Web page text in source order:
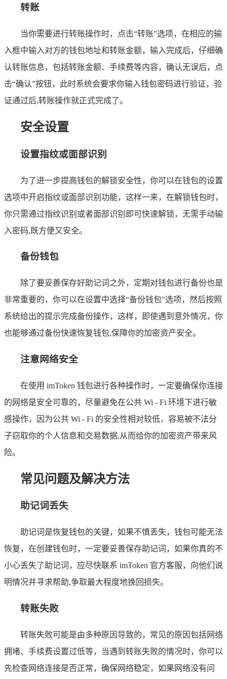
转账
当你需要进行转账操作时，点击“转账”选项，在相应的输
入框中输入对方的钱包地址和转账金额，输入完成后，仔细确
认转账信息，包括转账金额、手续费等内容，确认无误后，点
击“确认”按钮，此时系统会要求你输入钱包密码进行验证，验
证通过后,转账操作就正式完成了。
安全设置
设置指纹或面部识别
为了进一步提高钱包的解锁安全性，你可以在钱包的设置
选项中开启指纹或面部识别功能，这样一来，在解锁钱包时，
你只需通过指纹识别或者面部识别即可快速解锁，无需手动输
入密码,既方便又安全。
备份钱包
除了要妥善保存好助记词之外，定期对钱包进行备份也是
非常重要的，你可以在设置中选择“备份钱包”选项，然后按照
系统给出的提示完成备份操作，这样，即使遇到意外情况，你
也能够通过备份快速恢复钱包,保障你的加密资产安全。
注意网络安全
在使用 imToken 钱包进行各种操作时，一定要确保你连接
的网络是安全可靠的，尽量避免在公共 Wi - Fi 环境下进行敏
感操作，因为公共 Wi - Fi 的安全性相对较低，容易被不法分
子窃取你的个人信息和交易数据,从而给你的加密资产带来风
险。
常见问题及解决方法
助记词丢失
助记词是恢复钱包的关键，如果不慎丢失，钱包可能无法
恢复，在创建钱包时，一定要妥善保存助记词，如果你真的不
小心丢失了助记词，应尽快联系 imToken 官方客服，向他们说
明情况并寻求帮助,争取最大程度地挽回损失。
转账失败
转账失败可能是由多种原因导致的，常见的原因包括网络
拥堵、手续费设置过低等，当遇到转账失败的情况时，你可以
先检查网络连接是否正常，确保网络稳定，如果网络没有问